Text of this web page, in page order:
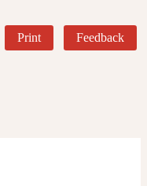
Print Feedback